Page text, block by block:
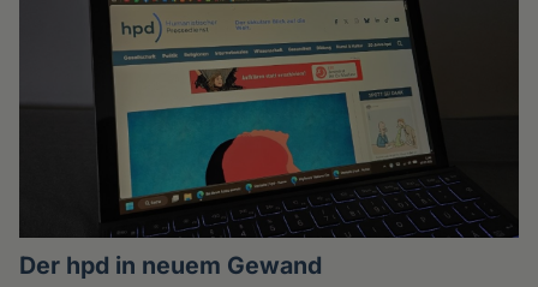
Der hpd in neuem Gewand